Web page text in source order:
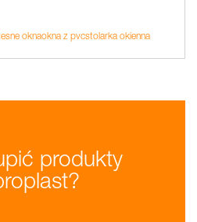
oknaokna z pvcstolarka okienna
produkty